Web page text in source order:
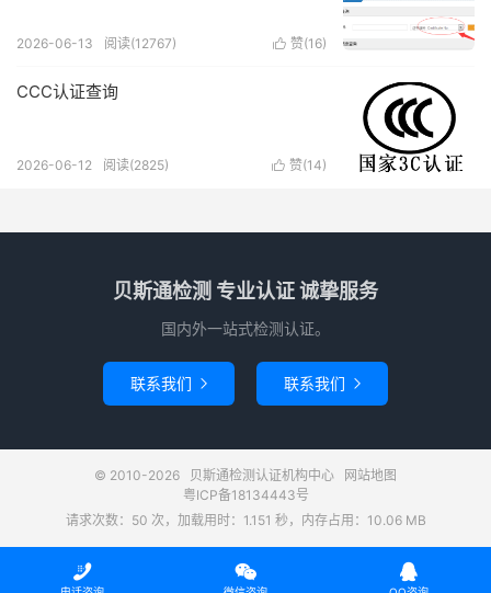
 赞(16)
2026-06-13 阅读(12767)
CCC认证查询
 赞(14)
2026-06-12 阅读(2825)
贝斯通检测 专业认证 诚挚服务
国内外一站式检测认证。
联系我们  联系我们 
© 2010-2026 贝斯通检测认证机构中心
网站地图
粤ICP备18134443号
请求次数：50 次，加载用时：1.151 秒，内存占用：10.06 MB
  